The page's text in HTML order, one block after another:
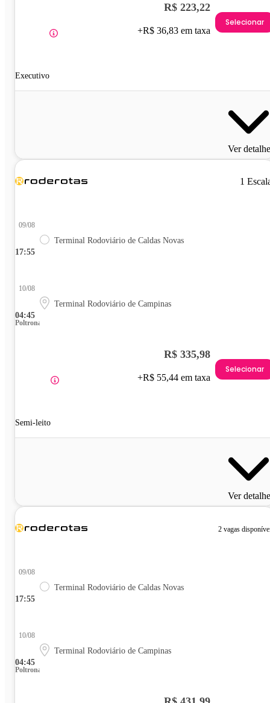
Executivo
R$ 223,22
+R$ 36,83 em taxa
Selecionar
Ver
1
17:55
09/08
Terminal Rodoviário de Caldas Novas
04:45
10/08
Terminal Rodoviário de Campinas
Poltrona
Semi-leito
R$ 335,98
+R$ 55,44 em taxa
Selecionar
Ver
2 vagas
17:55
09/08
Terminal Rodoviário de Caldas Novas
04:45
10/08
Terminal Rodoviário de Campinas
Poltrona